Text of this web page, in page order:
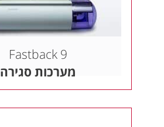
Fastback 9
מערכות סגירה